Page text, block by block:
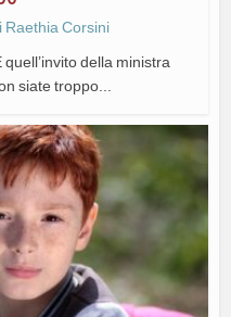
Raethia Corsini
della ministra
siate troppo...